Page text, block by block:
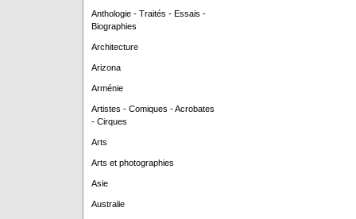
Anthologie - Traités - Essais -
Biographies
Architecture
Arizona
Arménie
Artistes - Comiques - Acrobates
- Cirques
Arts
Arts et photographies
Asie
Australie